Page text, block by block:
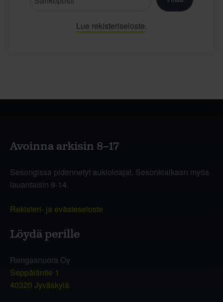
Lue rekisteriseloste.
Avoinna arkisin 8–17
Sesongissa pidennetyt aukioloajat. Sesonkiaikaan myös
lauantaisin 9-14.
Rekisteri- ja evästeseloste
Löydä perille
Rengasnuora Oy
Seppäläntie 1
40320 Jyväskylä